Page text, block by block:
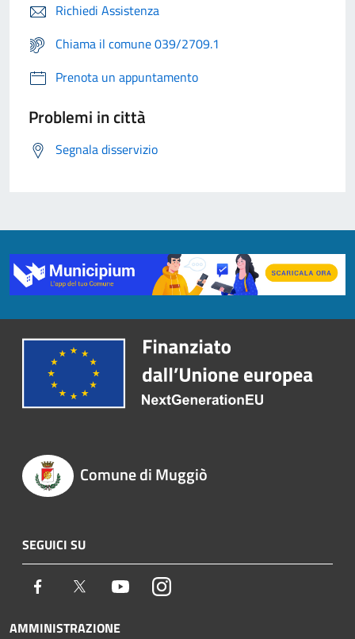
Richiedi Assistenza
Chiama il comune 039/2709.1
Prenota un appuntamento
Problemi in città
Segnala disservizio
Comune di Muggiò
SEGUICI SU
Facebook Twitter YoutubeInstagram
AMMINISTRAZIONE